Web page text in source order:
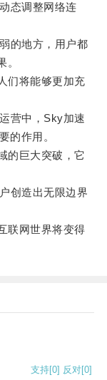
态调整网络连
的地方，用户都
将能够更加充
营中，Sky加速
的作用。
巨大突破，它
创造出无限边界
网世界将变得
支持[0] 反对[0]